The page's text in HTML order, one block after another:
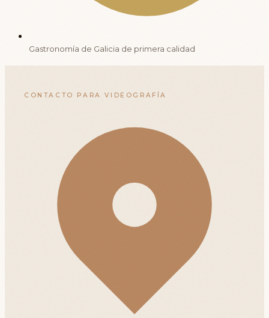
Gastronomía de Galicia de primera calidad
CONTACTO PARA VIDEOGRAFÍA